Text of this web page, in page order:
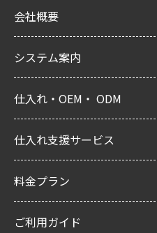
会社概要
システム案内
仕入れ・OEM・ ODM
仕入れ支援サービス
料金プラン
ご利用ガイド